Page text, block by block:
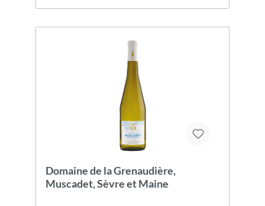
Domaine de la Grenaudière,
Muscadet, Sèvre et Maine